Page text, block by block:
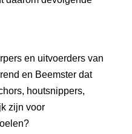
en uitvoerders van
en Beemster dat
houtsnippers,
zijn voor